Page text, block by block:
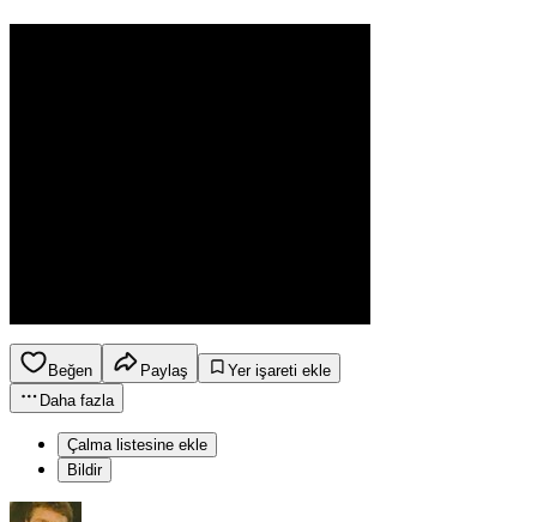
Beğen Paylaş
Yer işareti ekle
Daha fazla
Çalma listesine ekle
Bildir